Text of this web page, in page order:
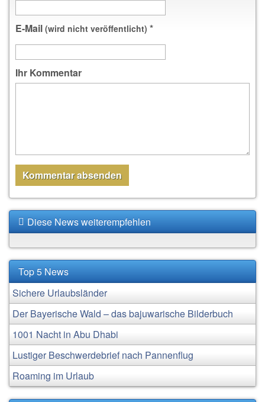
E-Mail (wird nicht veröffentlicht) *
Ihr Kommentar
Diese News weiterempfehlen
Top 5 News
Sichere Urlaubsländer
Der Bayerische Wald – das bajuwarische Bilderbuch
1001 Nacht in Abu Dhabi
Lustiger Beschwerdebrief nach Pannenflug
Roaming im Urlaub